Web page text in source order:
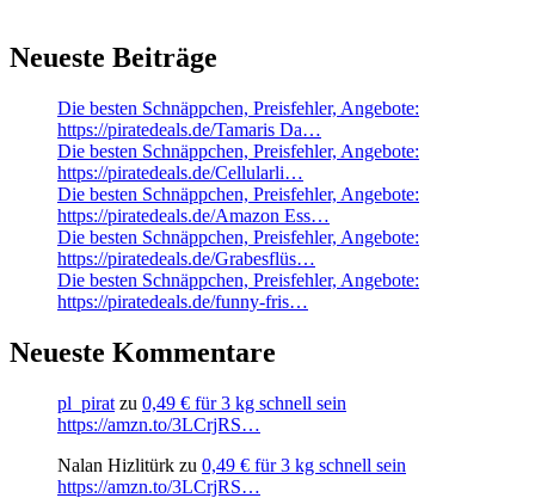
Neueste Beiträge
Die besten Schnäppchen, Preisfehler, Angebote:
https://piratedeals.de/Tamaris Da…
Die besten Schnäppchen, Preisfehler, Angebote:
https://piratedeals.de/Cellularli…
Die besten Schnäppchen, Preisfehler, Angebote:
https://piratedeals.de/Amazon Ess…
Die besten Schnäppchen, Preisfehler, Angebote:
https://piratedeals.de/Grabesflüs…
Die besten Schnäppchen, Preisfehler, Angebote:
https://piratedeals.de/funny-fris…
Neueste Kommentare
pl_pirat zu 0,49 € für 3 kg schnell sein
https://amzn.to/3LCrjRS…
Nalan Hizlitürk zu 0,49 € für 3 kg schnell sein
https://amzn.to/3LCrjRS…